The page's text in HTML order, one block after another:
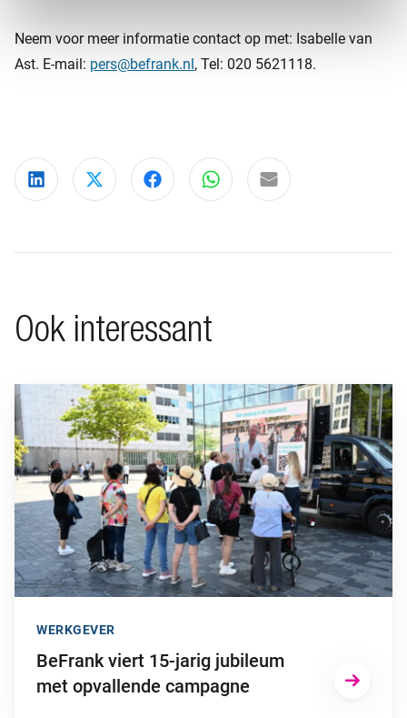
Neem voor meer informatie contact op met: Isabelle van
Ast. E-mail: pers@befrank.nl, Tel: 020 5621118.
Deel via LinkedIn
Deel via XDeel via Facebook
Deel via WhatsApp
Delen via e-mail
Ook interessant
Ga naar “BeFrank viert 15-jarig jubileum met opvallende
BeFrank viert 15-jarig jubileum
met opvallende campagne
WERKGEVER